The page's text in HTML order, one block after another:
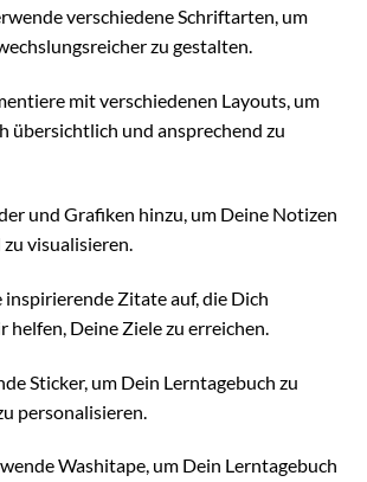
verschiedene Schriftarten, um
zu gestalten.
mit verschiedenen Layouts, um
übersichtlich und ansprechend zu
und Grafiken hinzu, um Deine Notizen
visualisieren.
inspirierende Zitate auf, die Dich
Deine Ziele zu erreichen.
Sticker, um Dein Lerntagebuch zu
personalisieren.
Washitape, um Dein Lerntagebuch